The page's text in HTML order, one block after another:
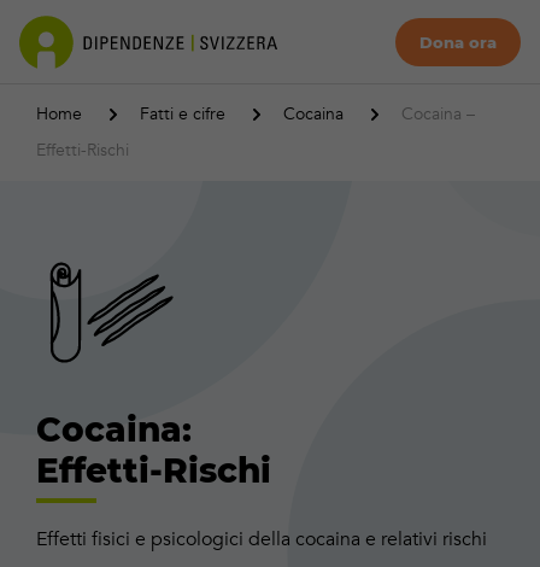
Dona ora
Home Fatti e cifre Cocaina
Cocaina –
Effetti-Rischi
Cocaina:
Effetti-Rischi
Effetti fisici e psicologici della cocaina e relativi rischi